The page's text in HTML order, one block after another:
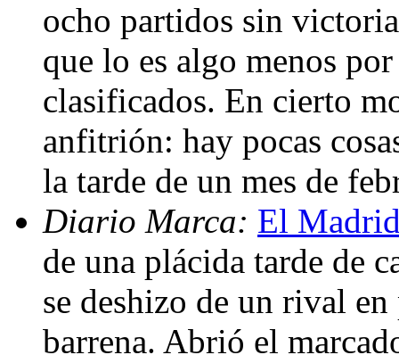
ocho partidos sin
que lo es algo menos
clasificados. En cierto
anfitrión: hay pocas
la tarde de un mes de
Diario Marca: El
de una plácida tarde de
se deshizo de un rival
barrena. Abrió el